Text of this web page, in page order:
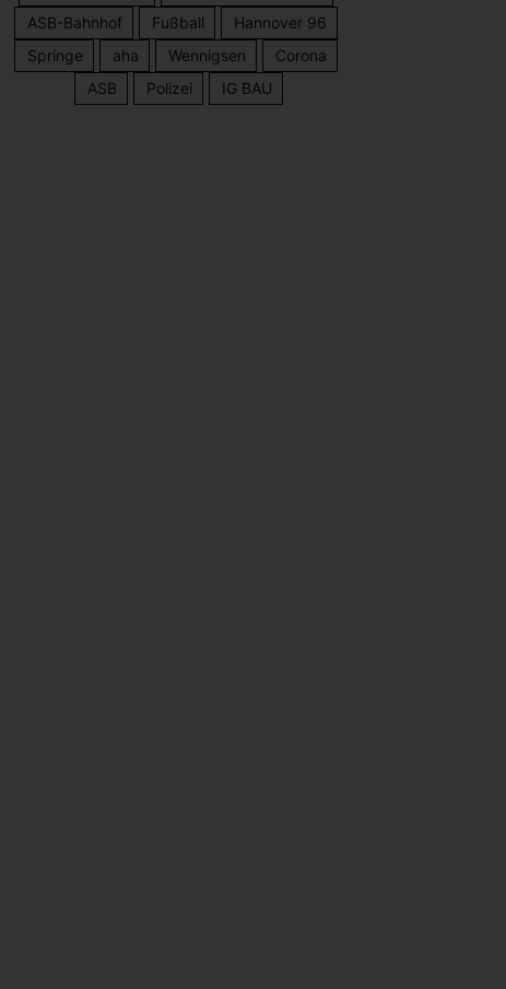
ASB-Bahnhof
Fußball
Hannover 96
Springe
aha Wennigsen
Corona
ASB
Polizei IG BAU